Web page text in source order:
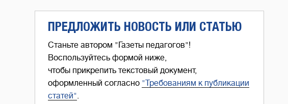
ПРЕДЛОЖИТЬ НОВОСТЬ ИЛИ СТАТЬЮ
Станьте автором "Газеты педагогов"!
Воспользуйтесь формой ниже,
чтобы прикрепить текстовый документ,
оформленный согласно "Требованиям к публикации
статей".